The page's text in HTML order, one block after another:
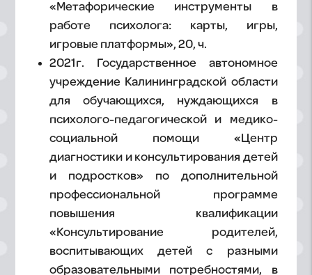
«Метафорические инструменты в
работе психолога: карты, игры,
игровые платформы», 20, ч.
2021г. Государственное автономное
учреждение Калининградской области
для обучающихся, нуждающихся в
психолого-педагогической и медико-
социальной помощи «Центр
диагностики и консультирования детей
и подростков» по дополнительной
профессиональной программе
повышения квалификации
«Консультирование родителей,
воспитывающих детей с разными
образовательными потребностями, в